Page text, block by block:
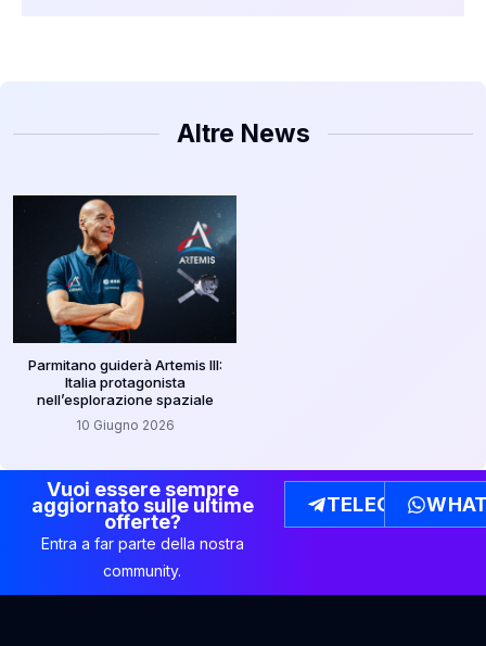
Altre News
Parmitano guiderà Artemis III:
Italia protagonista
nell’esplorazione spaziale
10 Giugno 2026
Vuoi essere sempre
aggiornato sulle ultime
offerte?
Entra a far parte della nostra
community.
TELEGRAM